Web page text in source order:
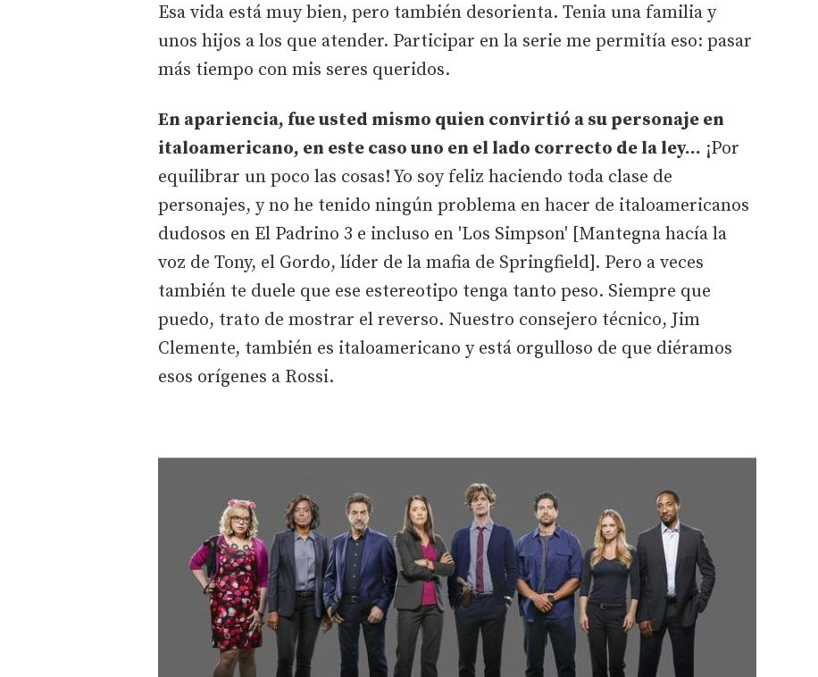
Esa vida está muy bien, pero también desorienta. Tenia una familia y
unos hijos a los que atender. Participar en la serie me permitía eso: pasar
más tiempo con mis seres queridos.
En apariencia, fue usted mismo quien convirtió a su personaje en
italoamericano, en este caso uno en el lado correcto de la ley… ¡Por
equilibrar un poco las cosas! Yo soy feliz haciendo toda clase de
personajes, y no he tenido ningún problema en hacer de italoamericanos
dudosos en El Padrino 3 e incluso en 'Los Simpson' [Mantegna hacía la
voz de Tony, el Gordo, líder de la mafia de Springfield]. Pero a veces
también te duele que ese estereotipo tenga tanto peso. Siempre que
puedo, trato de mostrar el reverso. Nuestro consejero técnico, Jim
Clemente, también es italoamericano y está orgulloso de que diéramos
esos orígenes a Rossi.